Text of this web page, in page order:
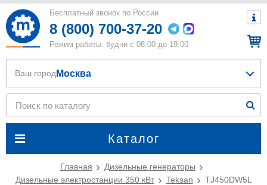
Бесплатный звонок по России
8 (800) 700-37-20
Режим работы: будни с 08:00 до 19:00
Каталог
Ваш город Москва
Главная
Дизельные генераторы
Дизельные электростанции 350 кВт
Teksan TJ450DW5L